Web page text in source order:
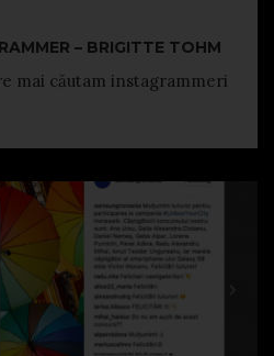
– BRIGITTE TOHM
mai căutam instagrammeri